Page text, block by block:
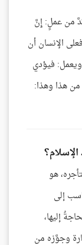
من عملٍ: إِنَّ
وَعَمِلُوا الصَّالِحَاتِ [لقمان:8]. فعلى الإنسان أن
ويعمل: فيؤدي
من هذا وهذا:
هو
إلى
إليها،
وجوَّزه من